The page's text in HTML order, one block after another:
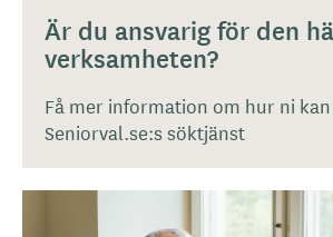
Är du ansvarig för den
verksamheten?
Få mer information om hur ni kan
Seniorval.se:s söktjänst